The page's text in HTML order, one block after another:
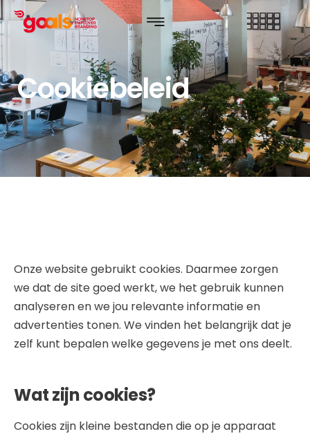
Cookiebeleid
Onze website gebruikt cookies. Daarmee zorgen
we dat de site goed werkt, we het gebruik kunnen
analyseren en we jou relevante informatie en
advertenties tonen. We vinden het belangrijk dat je
zelf kunt bepalen welke gegevens je met ons deelt.
Wat zijn cookies?
Cookies zijn kleine bestanden die op je apparaat